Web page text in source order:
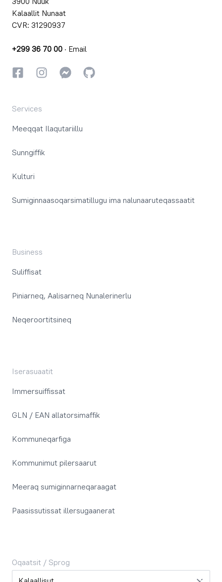
Kalaallit Nunaat
CVR: 31290937
+299 36 70 00 · Email
FacebookkiInstagrammiInstagrammi
GitHub
Services
Meeqqat Ilaqutariillu
Sunngiffik
Kulturi
Sumiginnaasoqarsimatillugu ima nalunaaruteqassaatit
Business
Suliffisat
Piniarneq, Aalisarneq Nunalerinerlu
Neqeroortitsineq
Iserasuaatit
Immersuiffissat
GLN / EAN allatorsimaffik
Kommuneqarfiga
Kommunimut pilersaarut
Meeraq sumiginnarneqaraagat
Paasissutissat illersugaanerat
Oqaatsit / Sprog
Oqaatsit / Sprog